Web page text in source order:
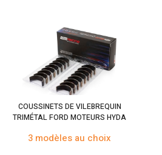
COUSSINETS DE VILEBREQUIN
TRIMÉTAL FORD MOTEURS HYDA
3 modèles au choix